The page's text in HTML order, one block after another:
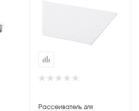
Рассеиватель для